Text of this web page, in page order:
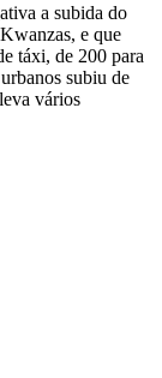
a subida do
e que
táxi, de 200 para
subiu de
vários